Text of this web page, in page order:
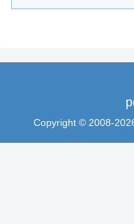
Copyright © 2008-